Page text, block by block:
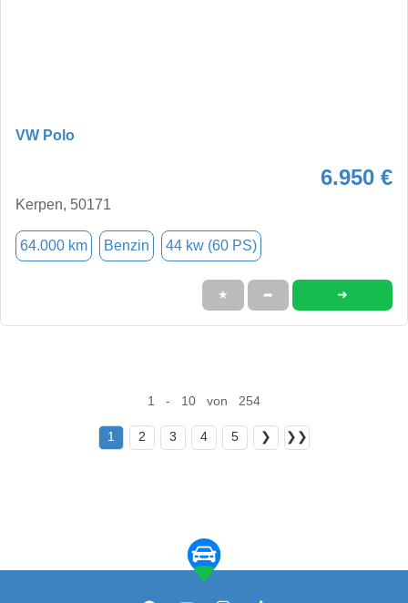
VW Polo
6.950 €
Kerpen, 50171
64.000 km Benzin 44 kw (60 PS)
★ ➦ ➜
1 - 10 von 254
1 2 3 4 5 ❯ ❯❯